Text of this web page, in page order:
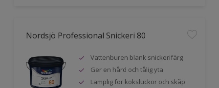
Nordsjö Professional Snickeri 80
Vattenburen blank snickerifärg
Ger en hård och tålig yta
Lämplig för köksluckor och skåp